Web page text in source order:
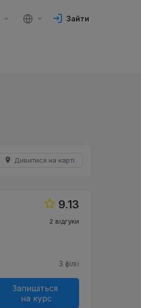
Зайти
Дивитися на карті
9.13
2 відгуки
3 філії
Запишіться
на курс